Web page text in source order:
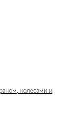
колесами и